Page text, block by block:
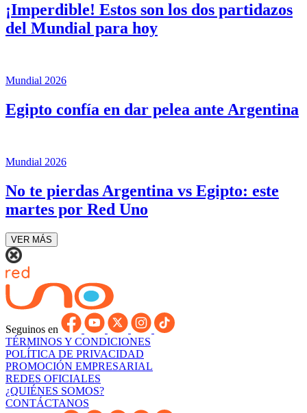
¡Imperdible! Estos son los dos partidazos
del Mundial para hoy
Mundial 2026
Egipto confía en dar pelea ante Argentina
Mundial 2026
No te pierdas Argentina vs Egipto: este
martes por Red Uno
VER MÁS
Seguinos en
TÉRMINOS Y CONDICIONES
POLÍTICA DE PRIVACIDAD
PROMOCIÓN EMPRESARIAL
REDES OFICIALES
¿QUIÉNES SOMOS?
CONTÁCTANOS